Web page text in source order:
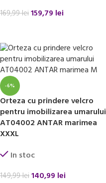
169,99lei159,79 lei
-6%
Orteza cu prindere velcro
pentru imobilizarea umarului
AT04002 ANTAR marimea
XXXL
In stoc
149,99lei140,99 lei